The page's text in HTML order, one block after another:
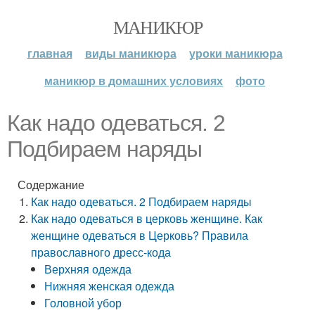
МАНИКЮР
главная виды маникюра
уроки маникюра
маникюр в домашних условиях
фото
Как надо одеваться. 2
Подбираем наряды
Содержание
Как надо одеваться. 2 Подбираем наряды
Как надо одеваться в церковь женщине. Как
женщине одеваться в Церковь? Правила
православного дресс-кода
Верхняя одежда
Нижняя женская одежда
Головной убор